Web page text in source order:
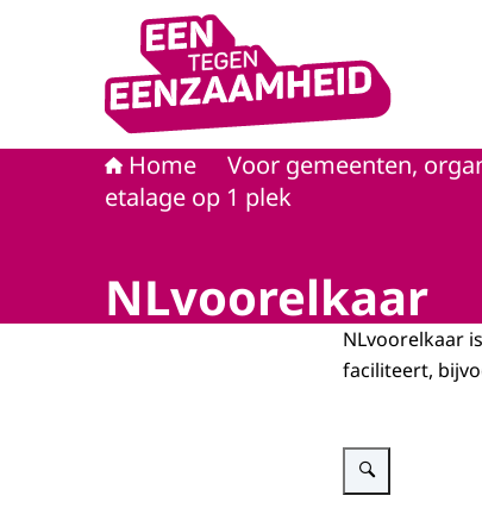
Naar de homepage van Eén tegen
Home Voor gemeenten,
etalage op 1 plek
NLvoorelkaar
NLvoorelkaar
faciliteert,
Vergroot